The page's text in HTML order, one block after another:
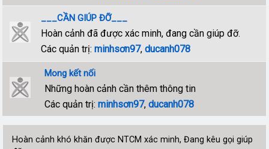
___CẦN GIÚP ĐỠ___
Hoàn cảnh đã được xác minh, đang cần giúp đỡ.
Các quản trị:minhsơn97,ducanh078
Mong kết nối
Những hoàn cảnh cần thêm thông tin
Các quản trị: minhsơn97, ducanh078
Hoàn cảnh khó khăn được NTCM xác minh, Đang kêu gọi giúp